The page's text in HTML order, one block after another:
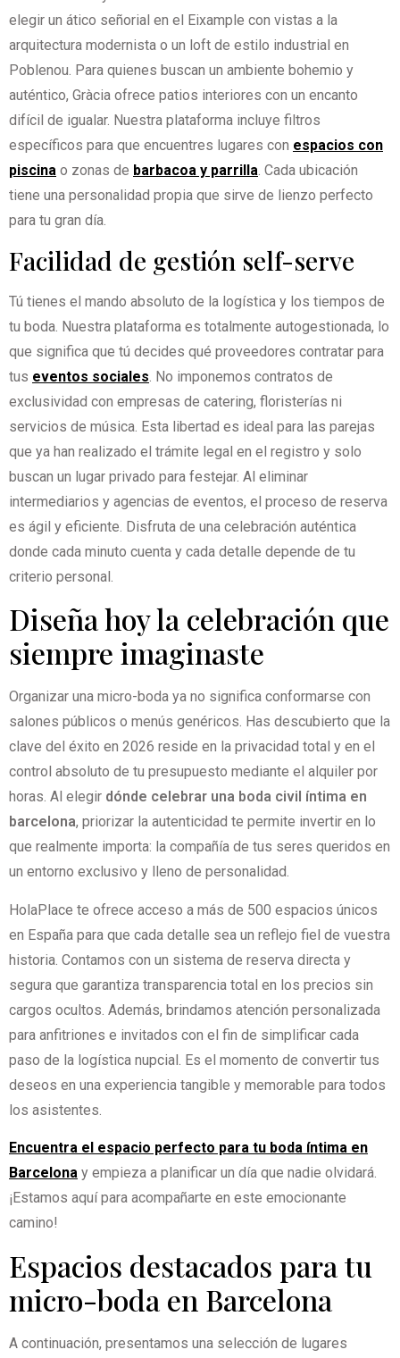
elegir un ático señorial en el Eixample con vistas a la
arquitectura modernista o un loft de estilo industrial en
Poblenou. Para quienes buscan un ambiente bohemio y
auténtico, Gràcia ofrece patios interiores con un encanto
difícil de igualar. Nuestra plataforma incluye filtros
específicos para que encuentres lugares con espacios con
piscina o zonas de barbacoa y parrilla . Cada ubicación
tiene una personalidad propia que sirve de lienzo perfecto
para tu gran día.
Facilidad de gestión self-serve
Tú tienes el mando absoluto de la logística y los tiempos de
tu boda. Nuestra plataforma es totalmente autogestionada, lo
que significa que tú decides qué proveedores contratar para
tus eventos sociales. No imponemos contratos de
exclusividad con empresas de catering, floristerías ni
servicios de música. Esta libertad es ideal para las parejas
que ya han realizado el trámite legal en el registro y solo
buscan un lugar privado para festejar. Al eliminar
intermediarios y agencias de eventos, el proceso de reserva
es ágil y eficiente. Disfruta de una celebración auténtica
donde cada minuto cuenta y cada detalle depende de tu
criterio personal.
Diseña hoy la celebración que
siempre imaginaste
Organizar una micro-boda ya no significa conformarse con
salones públicos o menús genéricos. Has descubierto que la
clave del éxito en 2026 reside en la privacidad total y en el
control absoluto de tu presupuesto mediante el alquiler por
horas. Al elegir dónde celebrar una boda civil íntima en
barcelona, priorizar la autenticidad te permite invertir en lo
que realmente importa: la compañía de tus seres queridos en
un entorno exclusivo y lleno de personalidad.
HolaPlace te ofrece acceso a más de 500 espacios únicos
en España para que cada detalle sea un reflejo fiel de vuestra
historia. Contamos con un sistema de reserva directa y
segura que garantiza transparencia total en los precios sin
cargos ocultos. Además, brindamos atención personalizada
para anfitriones e invitados con el fin de simplificar cada
paso de la logística nupcial. Es el momento de convertir tus
deseos en una experiencia tangible y memorable para todos
los asistentes.
Encuentra el espacio perfecto para tu boda íntima en
Barcelona y empieza a planificar un día que nadie olvidará.
¡Estamos aquí para acompañarte en este emocionante
camino!
Espacios destacados para tu
micro-boda en Barcelona
A continuación, presentamos una selección de lugares